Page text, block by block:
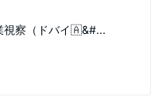
視察（ドバイ🇦&#...